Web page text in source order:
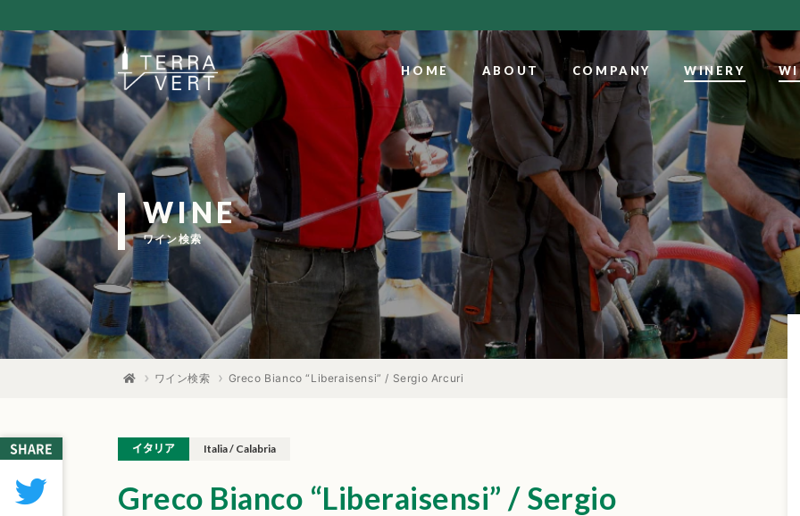
HOME ABOUT COMPANY WINERY
WINE
ワイン検索
ワイン検索 Greco Bianco “Liberaisensi” / Sergio Arcuri
SHARE
Greco Bianco “Liberaisensi” / Sergio
イタリア Italia / Calabria